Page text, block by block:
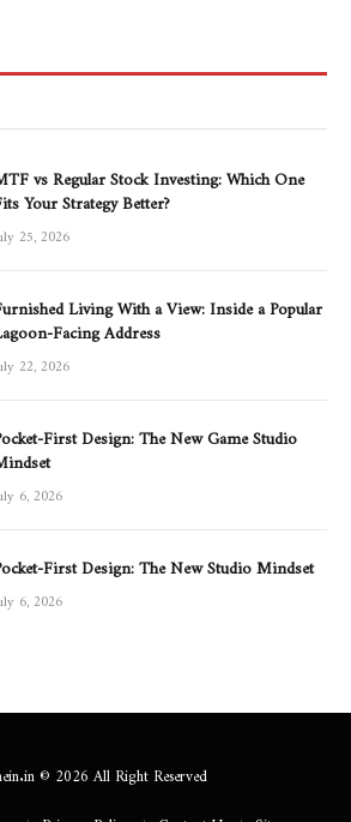
vs Regular Stock Investing: Which One
Your Strategy Better?
25, 2026
Living With a View: Inside a Popular
Facing Address
22, 2026
First Design: The New Game Studio
6, 2026
First Design: The New Studio Mindset
6, 2026
© 2026 All Right Reserved